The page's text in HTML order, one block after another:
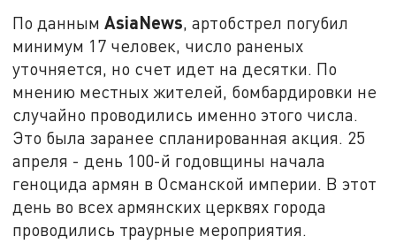
По даннымAsiaNews, артобстрел погубил
минимум 17 человек, число раненых
уточняется, но счет идет на десятки. По
мнению местных жителей, бомбардировки не
случайно проводились именно этого числа.
Это была заранее спланированная акция. 25
апреля - день 100-й годовщины начала
геноцида армян в Османской империи. В этот
день во всех армянских церквях города
проводились траурные мероприятия.